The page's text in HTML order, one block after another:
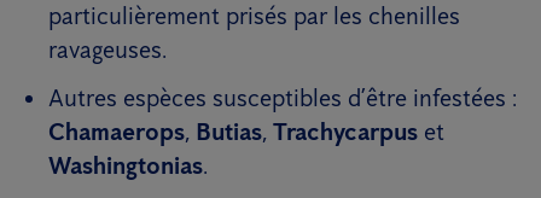
particulièrement prisés par les chenilles
ravageuses.
Autres espèces susceptibles d’être infestées :
Chamaerops, Butias, Trachycarpus et
Washingtonias.